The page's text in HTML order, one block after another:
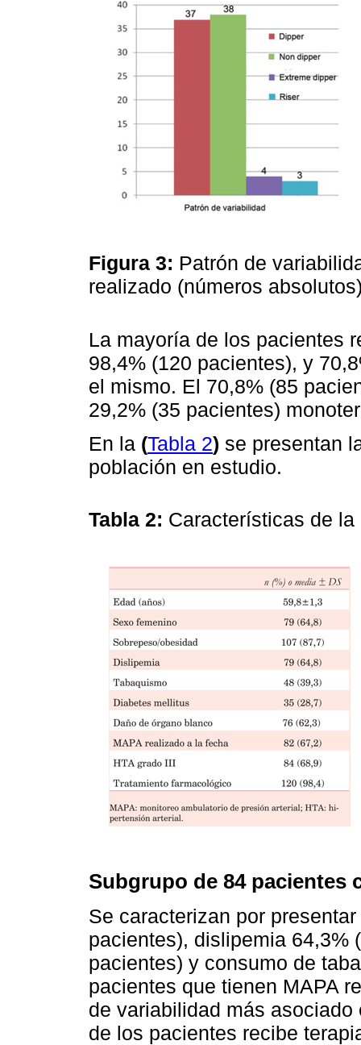
Figura 3: Patrón de
realizado (números
La mayoría de los pacientes
98,4% (120 pacientes), y
el mismo. El 70,8% (85
29,2% (35 pacientes)
En la (Tabla 2) se presentan
población en estudio.
Tabla 2: Características de
Subgrupo de 84 pacientes
Se caracterizan por
pacientes), dislipemia 64,3%
pacientes) y consumo de
pacientes que tienen MAPA
de variabilidad más
de los pacientes recibe